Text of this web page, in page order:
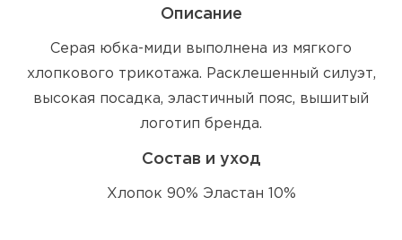
Описание
Серая юбка-миди выполнена из мягкого
хлопкового трикотажа. Расклешенный силуэт,
высокая посадка, эластичный пояс, вышитый
логотип бренда.
Состав и уход
Хлопок 90% Эластан 10%